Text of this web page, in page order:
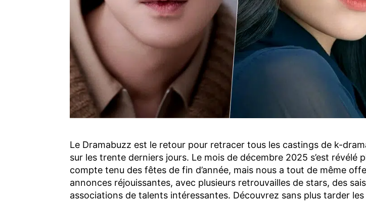
Le Dramabuzz est le retour pour retracer tous les castings de k-
sur les trente derniers jours. Le mois de décembre 2025 s’est révélé
compte tenu des fêtes de fin d’année, mais nous a tout de même
annonces réjouissantes, avec plusieurs retrouvailles de stars, des
associations de talents intéressantes. Découvrez sans plus tarder